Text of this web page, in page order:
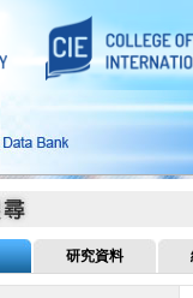
研究資料